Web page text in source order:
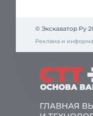
© Экскаватор Ру
Реклама и